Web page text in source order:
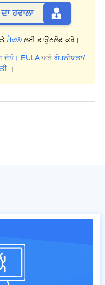
ਹਵਾਲਾ
ਮੈਕ® ਲਈ ਡਾਊਨਲੋਡ ਕਰੋ।
ਦੇਖੋ। EULAਅਤੇ ਗੋਪਨੀਯਤਾ/
।